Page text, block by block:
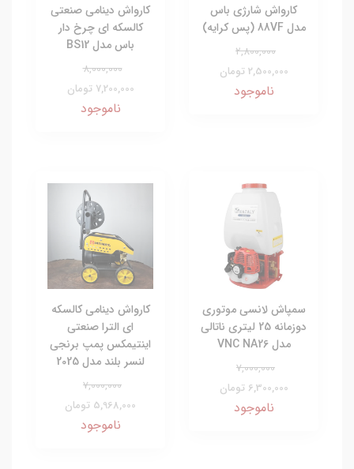
کارواش شارژی باس
مدل 88VF (پس کرایه)
2,800,000
2,500,000 تومان
ناموجود
کارواش دینامی صنعتی
کالسکه ای چرخ دار
باس مدل BS12
8,000,000
7,200,000 تومان
ناموجود
سمپاش لانسی موتوری
دوزمانه 25 لیتری ناتالی
مدل VNC NA26
7,000,000
6,300,000 تومان
ناموجود
کارواش دینامی کالسکه
ای الترا صنعتی
اینتیمکس پمپ برنجی
لنسر بلند مدل 2025
7,000,000
5,968,000 تومان
ناموجود